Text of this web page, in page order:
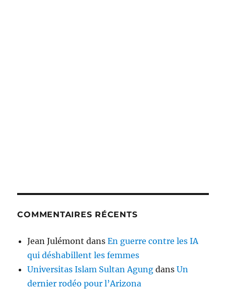
COMMENTAIRES RÉCENTS
Jean Julémont dansEn guerre contre les IA
qui déshabillent les femmes
Universitas Islam Sultan Agung dansUn
dernier rodéo pour l’Arizona